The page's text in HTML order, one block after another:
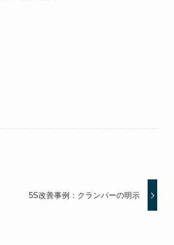
5S改善事例：クランパーの明示